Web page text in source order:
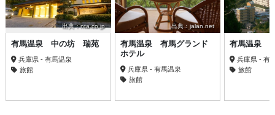
出典：nta.co.jp
有馬温泉 中の坊 瑞苑
兵庫県 - 有馬温泉
旅館
出典：jalan.net
有馬温泉 有馬グランド
ホテル
兵庫県 - 有馬温泉
旅館
有馬温泉
兵庫県 - 有
旅館